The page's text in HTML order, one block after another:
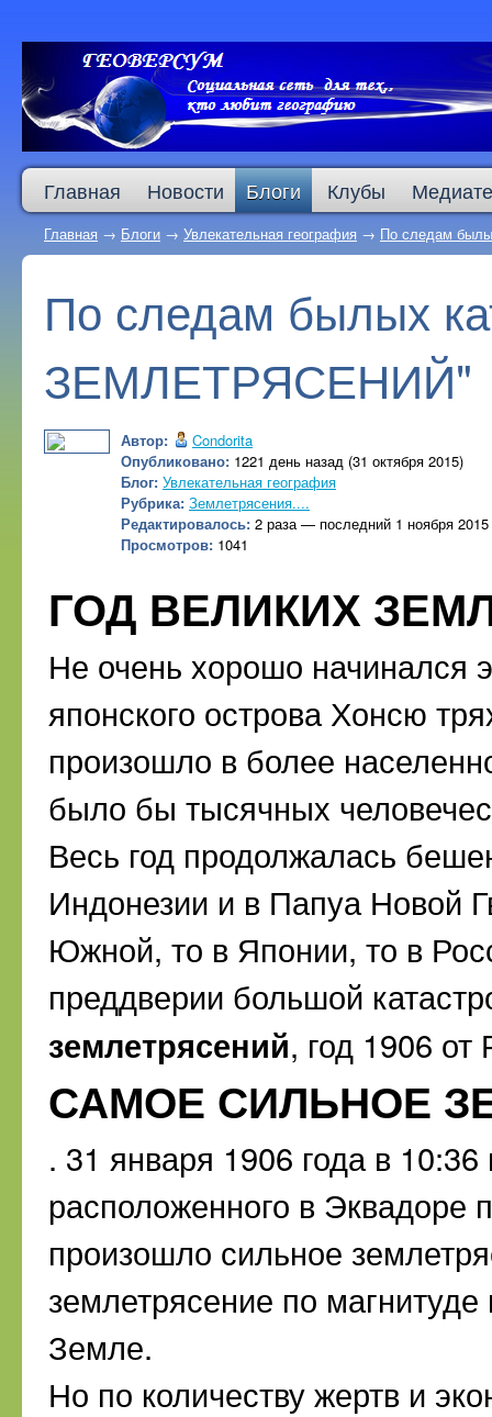
Главная Новости Блоги Клубы
Главная → Блоги → Увлекательная география → По следам
По следам былых
ЗЕМЛЕТРЯСЕНИЙ"
Автор:
Condorita
Опубликовано: 1221 день назад (31 октября 2015)
Блог: Увлекательная география
Рубрика: Землетрясения....
Редактировалось: 2 раза — последний 1 ноября 2015
Просмотров: 1041
ГОД ВЕЛИКИХ
Не очень хорошо начинался
японского острова Хонсю
произошло в более
было бы тысячных
Весь год продолжалась
Индонезии и в Папуа Новой
Южной, то в Японии, то в
преддверии большой
землетрясений, год 1906
САМОЕ СИЛЬНОЕ
. 31 января 1906 года в
расположенного в Эквадоре
произошло сильное
землетрясение по
Земле.
Но по количеству жертв и